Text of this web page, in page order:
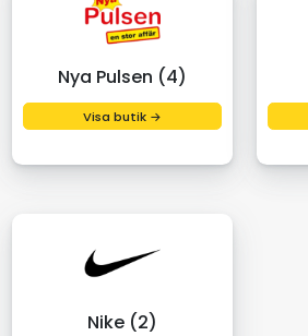
Nya Pulsen (4)
Visa butik →
Nike (2)